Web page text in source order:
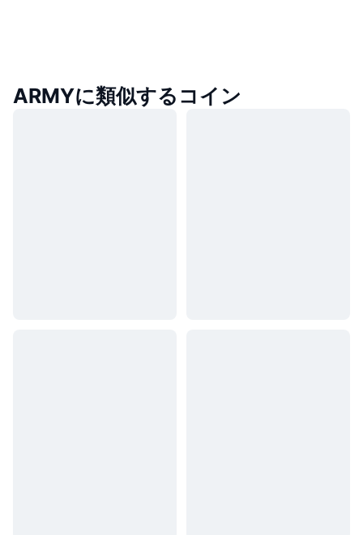
ARMYに類似するコイン